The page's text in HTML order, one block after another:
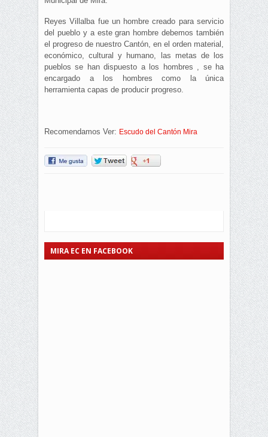
Reyes Villalba fue un hombre creado para servicio
del pueblo y a este gran hombre debemos también
el progreso de nuestro Cantón, en el orden material,
económico, cultural y humano, las metas de los
pueblos se han dispuesto a los hombres , se ha
encargado a los hombres como la única
herramienta capas de producir progreso.
Recomendamos Ver: Escudo del Cantón Mira
MIRA EC EN FACEBOOK